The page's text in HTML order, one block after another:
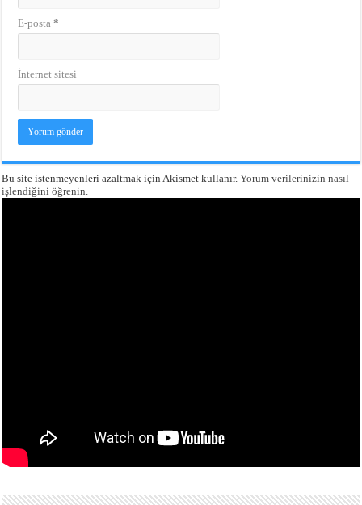
E-posta*
İnternet sitesi
Bu site istenmeyenleri azaltmak için Akismet kullanır.Yorum verilerinizin nasıl
işlendiğini öğrenin.